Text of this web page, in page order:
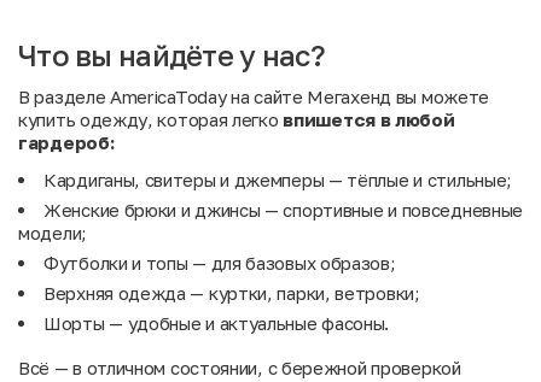
Что вы найдёте у нас?
В разделе AmericaToday на сайте Мегахенд вы можете
купить одежду, которая легко впишется в любой
гардероб:
Кардиганы, свитеры и джемперы — тёплые и стильные;
Женские брюки и джинсы — спортивные и повседневные
модели;
Футболки и топы — для базовых образов;
Верхняя одежда — куртки, парки, ветровки;
Шорты — удобные и актуальные фасоны.
Всё — в отличном состоянии, с бережной проверкой